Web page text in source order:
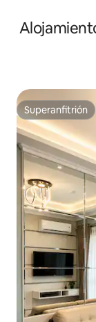
Superanfitrión
Superanfitrión